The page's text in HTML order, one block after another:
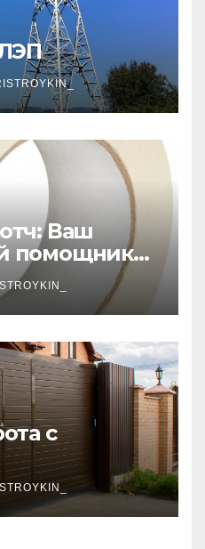
Ваш
помощник
работах
с